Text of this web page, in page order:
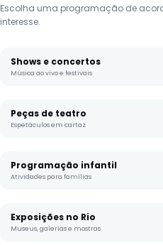
Escolha uma programação de
interesse.
Shows e concertos
Música ao vivo e festivais
Peças de teatro
Espetáculos em cartaz
Programação infantil
Atividades para famílias
Exposições no Rio
Museus, galerias e mostras